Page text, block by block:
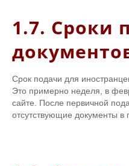
1.7. Сроки
Срок подачи для
Это примерно неделя, в
сайте. После первичной
отсутствующие документы в